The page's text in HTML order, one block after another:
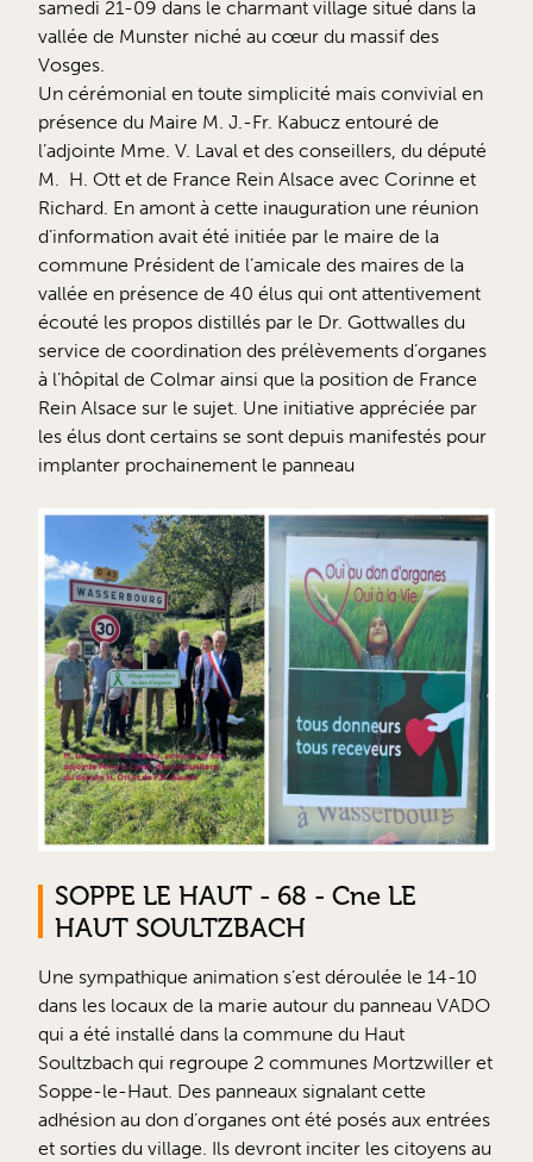
samedi 21-09 dans le charmant village situé dans la
vallée de Munster niché au cœur du massif des
Vosges.
Un cérémonial en toute simplicité mais convivial en
présence du Maire M. J.-Fr. Kabucz entouré de
l’adjointe Mme. V. Laval et des conseillers, du député
M. H. Ott et de France Rein Alsace avec Corinne et
Richard. En amont à cette inauguration une réunion
d’information avait été initiée par le maire de la
commune Président de l’amicale des maires de la
vallée en présence de 40 élus qui ont attentivement
écouté les propos distillés par le Dr. Gottwalles du
service de coordination des prélèvements d’organes
à l’hôpital de Colmar ainsi que la position de France
Rein Alsace sur le sujet. Une initiative appréciée par
les élus dont certains se sont depuis manifestés pour
implanter prochainement le panneau
SOPPE LE HAUT - 68 - Cne LE
HAUT SOULTZBACH
Une sympathique animation s’est déroulée le 14-10
dans les locaux de la marie autour du panneau VADO
qui a été installé dans la commune du Haut
Soultzbach qui regroupe 2 communes Mortzwiller et
Soppe-le-Haut. Des panneaux signalant cette
adhésion au don d’organes ont été posés aux entrées
et sorties du village. Ils devront inciter les citoyens au